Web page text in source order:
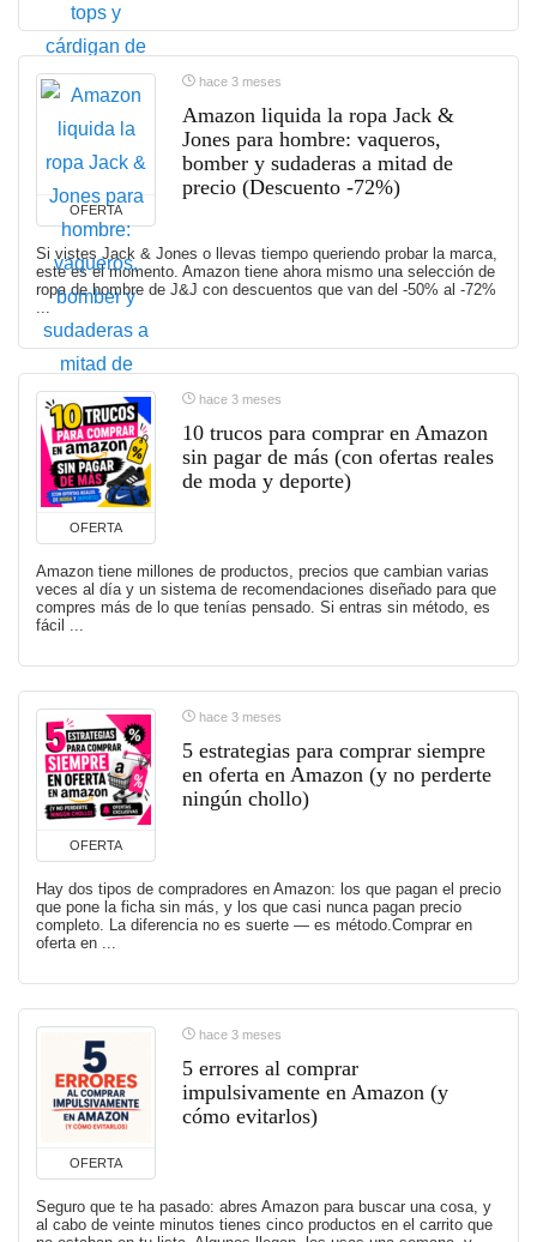
OFERTA
hace 3 meses
Amazon liquida la ropa Jack &
Jones para hombre: vaqueros,
bomber y sudaderas a mitad de
precio (Descuento -72%)
Si vistes Jack & Jones o llevas tiempo queriendo probar la marca,
este es el momento. Amazon tiene ahora mismo una selección de
ropa de hombre de J&J con descuentos que van del -50% al -72%
...
OFERTA
hace 3 meses
10 trucos para comprar en Amazon
sin pagar de más (con ofertas reales
de moda y deporte)
Amazon tiene millones de productos, precios que cambian varias
veces al día y un sistema de recomendaciones diseñado para que
compres más de lo que tenías pensado. Si entras sin método, es
fácil ...
OFERTA
hace 3 meses
5 estrategias para comprar siempre
en oferta en Amazon (y no perderte
ningún chollo)
Hay dos tipos de compradores en Amazon: los que pagan el precio
que pone la ficha sin más, y los que casi nunca pagan precio
completo. La diferencia no es suerte — es método.Comprar en
oferta en ...
OFERTA
hace 3 meses
5 errores al comprar
impulsivamente en Amazon (y
cómo evitarlos)
Seguro que te ha pasado: abres Amazon para buscar una cosa, y
al cabo de veinte minutos tienes cinco productos en el carrito que